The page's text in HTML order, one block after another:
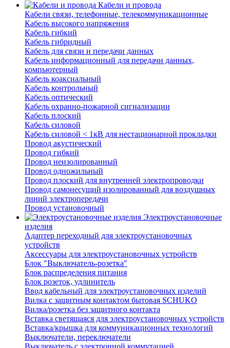
Кабели и провода
Кабели связи, телефонные, телекоммуникационные
Кабель высокого напряжения
Кабель гибкий
Кабель гибридный
Кабель для связи и передачи данных
Кабель информационный для передачи данных,
компьютерный
Кабель коаксиальный
Кабель контрольный
Кабель оптический
Кабель охранно-пожарной сигнализации
Кабель плоский
Кабель силовой
Кабель силовой < 1кВ для нестационарной прокладки
Провод акустический
Провод гибкий
Провод неизолированный
Провод одножильный
Провод плоский для внутренней электропроводки
Провод самонесущий изолированный для воздушных
линий электропередачи
Провод установочный
Электроустановочные
изделия
Адаптер переходный для электроустановочных
устройств
Аксессуары для электроустановочных устройств
Блок "Выключатель-розетка"
Блок распределения питания
Блок розеток, удлинитель
Ввод кабельный для электроустановочных изделий
Вилка с защитным контактом бытовая SCHUKO
Вилка/розетка без защитного контакта
Вставка светящаяся для электроустановочных устройств
Вставка/крышка для коммуникационных технологий
Выключатели, переключатели
Выключатель с электронной коммутацией